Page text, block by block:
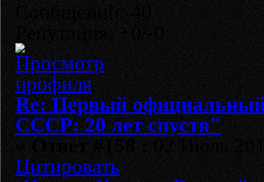
Сообщений: 40
Репутация: +0/-0
Re: Первый
СССР: 20 лет спустя"
«Ответ #158 :02 Июль
Цитировать